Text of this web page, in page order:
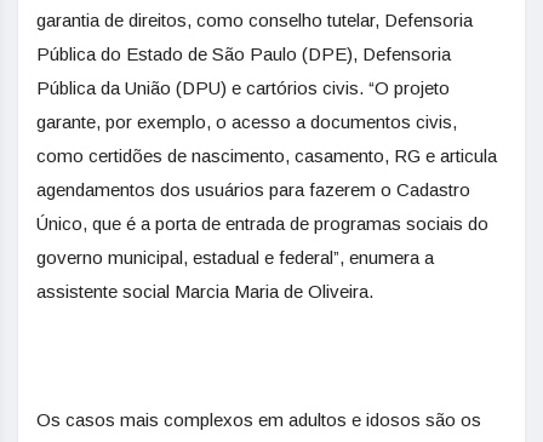
garantia de direitos, como conselho tutelar, Defensoria
Pública do Estado de São Paulo (DPE), Defensoria
Pública da União (DPU) e cartórios civis. “O projeto
garante, por exemplo, o acesso a documentos civis,
como certidões de nascimento, casamento, RG e articula
agendamentos dos usuários para fazerem o Cadastro
Único, que é a porta de entrada de programas sociais do
governo municipal, estadual e federal”, enumera a
assistente social Marcia Maria de Oliveira.
Os casos mais complexos em adultos e idosos são os